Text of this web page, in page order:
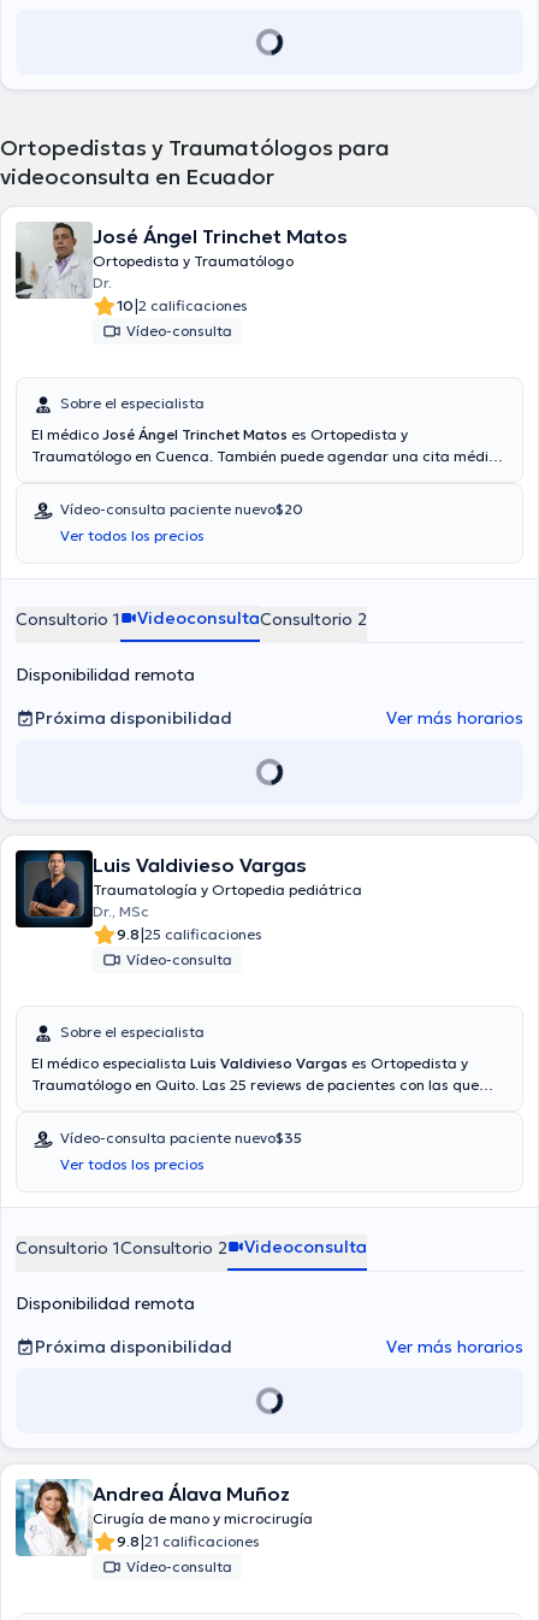
Ortopedistas y Traumatólogos para
videoconsulta en Ecuador
José Ángel Trinchet Matos
Ortopedista y Traumatólogo
Dr.
10|2 calificaciones
Vídeo-consulta
Sobre el especialista
El médico José Ángel Trinchet Matos es Ortopedista y
Traumatólogo en Cuenca. También puede agendar una cita médica
privada, Vía reembolso con cualquier aseguradora son aceptadas.
El precio de la consulta con el doctor José Ángel Trinchet Matos es
de $20.
Vídeo-consulta paciente nuevo$20
Ver todos los precios
Consultorio 1 VideoconsultaConsultorio 2
Disponibilidad remota
Próxima disponibilidad
Ver más horarios
Luis Valdivieso Vargas
Traumatología y Ortopedia pediátrica
Dr., MSc
9.8|25 calificaciones
Vídeo-consulta
Sobre el especialista
El médico especialista Luis Valdivieso Vargas es Ortopedista y
Traumatólogo en Quito. Las 25 reviews de pacientes con las que
de agendar una cita médica vía video-consulta. Aseguradoras
tales como Consulta privada, Vía reembolso con cualquier
aseguradora son aceptadas. El precio de la consulta con el médico
Luis Valdivieso Vargas es de $40.
Vídeo-consulta paciente nuevo$35
Ver todos los precios
Consultorio 1Consultorio 2 Videoconsulta
Disponibilidad remota
Próxima disponibilidad
Ver más horarios
Andrea Álava Muñoz
Cirugía de mano y microcirugía
9.8|21 calificaciones
Vídeo-consulta